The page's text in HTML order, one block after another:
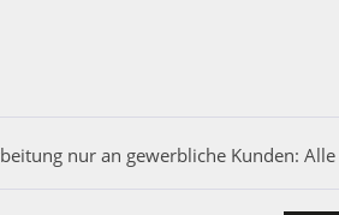
nur an gewerbliche Kunden: